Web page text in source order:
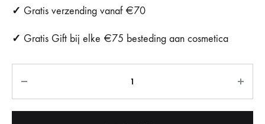
✓ Gratis verzending vanaf €70
✓ Gratis Gift bij elke €75 besteding aan cosmetica